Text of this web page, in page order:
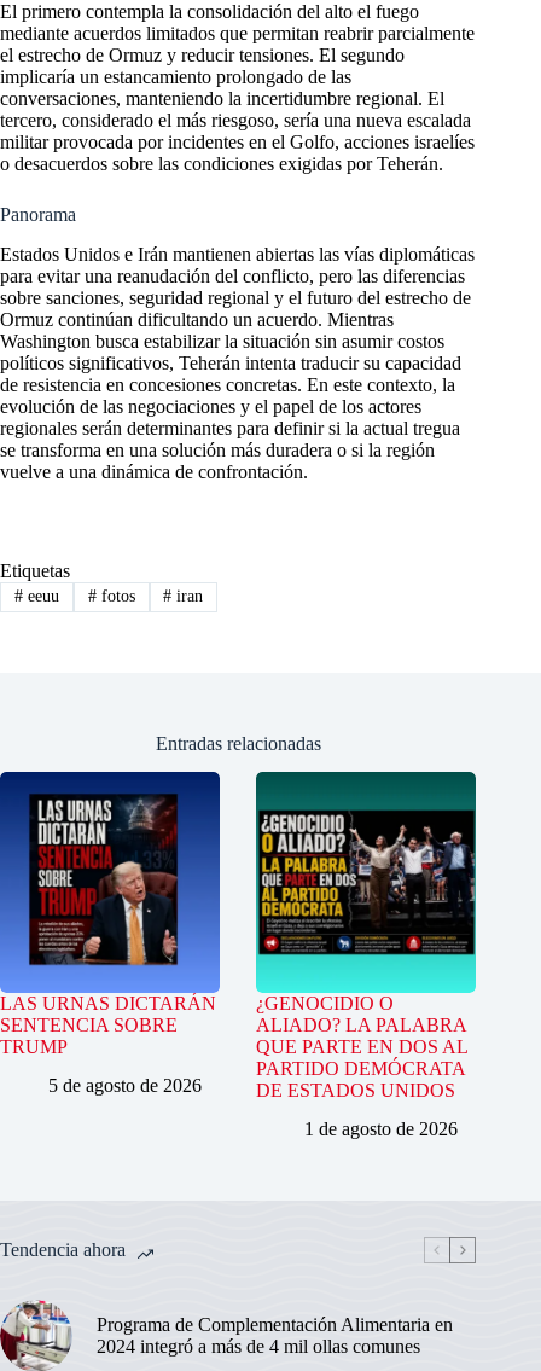
El primero contempla la consolidación del alto el fuego
mediante acuerdos limitados que permitan reabrir parcialmente
el estrecho de Ormuz y reducir tensiones. El segundo
implicaría un estancamiento prolongado de las
conversaciones, manteniendo la incertidumbre regional. El
tercero, considerado el más riesgoso, sería una nueva escalada
militar provocada por incidentes en el Golfo, acciones israelíes
o desacuerdos sobre las condiciones exigidas por Teherán.
Panorama
Estados Unidos e Irán mantienen abiertas las vías diplomáticas
para evitar una reanudación del conflicto, pero las diferencias
sobre sanciones, seguridad regional y el futuro del estrecho de
Ormuz continúan dificultando un acuerdo. Mientras
Washington busca estabilizar la situación sin asumir costos
políticos significativos, Teherán intenta traducir su capacidad
de resistencia en concesiones concretas. En este contexto, la
evolución de las negociaciones y el papel de los actores
regionales serán determinantes para definir si la actual tregua
se transforma en una solución más duradera o si la región
vuelve a una dinámica de confrontación.
Etiquetas
#eeuu #fotos # iran
Entradas relacionadas
LAS URNAS DICTARÁN
SENTENCIA SOBRE
TRUMP
5 de agosto de 2026
¿GENOCIDIO O
ALIADO? LA PALABRA
QUE PARTE EN DOS AL
PARTIDO DEMÓCRATA
DE ESTADOS UNIDOS
1 de agosto de 2026
Tendencia ahora
Programa de Complementación Alimentaria en
2024 integró a más de 4 mil ollas comunes